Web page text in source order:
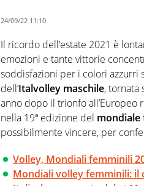
24/09/22 11:10
Il ricordo dell’estate 2021 è
emozioni e tante vittorie
soddisfazioni per i colori azzurri
dell’Italvolley maschile, tornata
anno dopo il trionfo all’Europeo
nella 19ª edizione del mondiale
possibilmente vincere, per
Volley, Mondiali femminili
Mondiali volley femminili: il